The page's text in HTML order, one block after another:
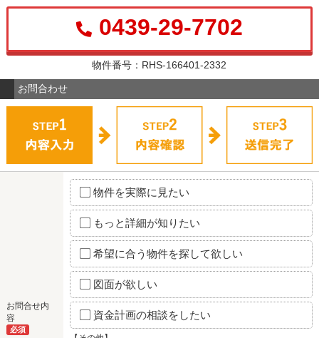
0439-29-7702
物件番号：RHS-166401-2332
お問合わせ
お問合せ内
容
必須
物件を実際に見たい
もっと詳細が知りたい
希望に合う物件を探して欲しい
図面が欲しい
資金計画の相談をしたい